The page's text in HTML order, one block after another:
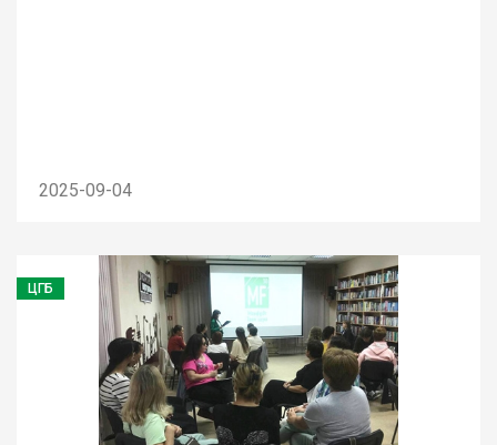
2025-09-04
ЦГБ